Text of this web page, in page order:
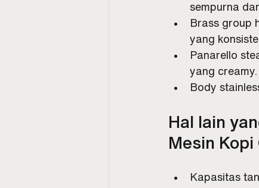
sempurna
Brass group
yang
Panarello
yang creamy.
Body
Hal lain
Mesin
Kapasitas